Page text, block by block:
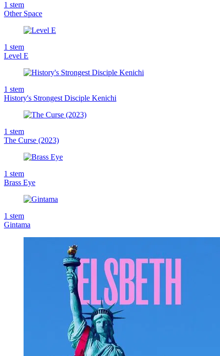
1 stem
Other Space
1 stem
Level E
1 stem
History's Strongest Disciple Kenichi
1 stem
The Curse (2023)
1 stem
Brass Eye
1 stem
Gintama